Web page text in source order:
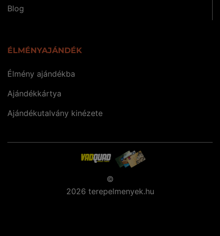
Blog
ÉLMÉNYAJÁNDÉK
Élmény ajándékba
Ajándékkártya
Ajándékutalvány kinézete
©
2026 terepelmenyek.hu